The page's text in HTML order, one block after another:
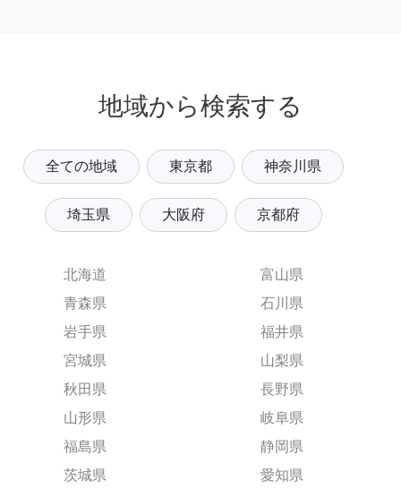
地域から検索する
全ての地域 東京都 神奈川県
埼玉県 大阪府 京都府
北海道
青森県
岩手県
宮城県
秋田県
山形県
福島県
茨城県
富山県
石川県
福井県
山梨県
長野県
岐阜県
静岡県
愛知県